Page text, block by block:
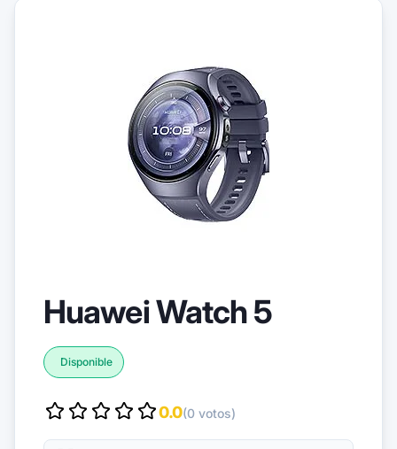
Huawei Watch 5
Disponible
0.0(0 votos)